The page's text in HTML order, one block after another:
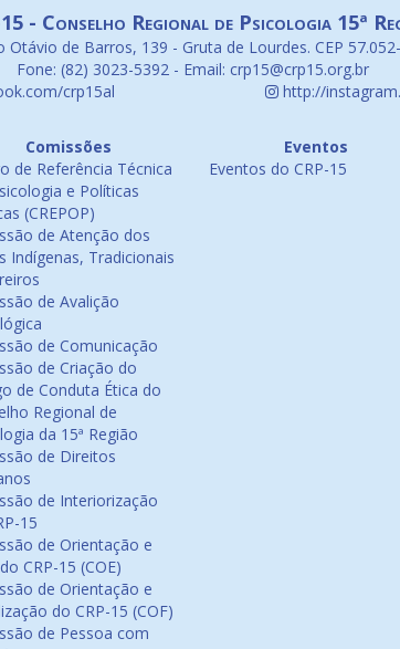
- Conselho Regional de Psicologia 15ª
Otávio de Barros, 139 - Gruta de Lourdes. CEP
Fone: (82) 3023-5392 - Email: crp15@crp15.org.br
crp15al
http://
Comissões
de Referência Técnica
e Políticas
(CREPOP)
de Atenção dos
Indígenas, Tradicionais
de Avalição
de Comunicação
de Criação do
de Conduta Ética do
Regional de
da 15ª Região
de Direitos
de Interiorização
15
de Orientação e
CRP-15 (COE)
de Orientação e
do CRP-15 (COF)
de Pessoa com
Eventos
Eventos do CRP-15